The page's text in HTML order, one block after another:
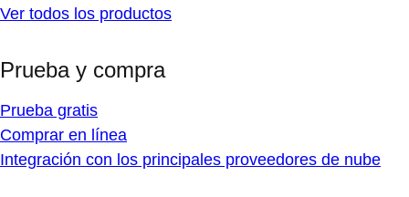
Ver todos los productos
Prueba y compra
Prueba gratis
Comprar en línea
Integración con los principales proveedores de nube